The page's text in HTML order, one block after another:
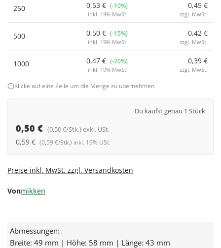
250 0,53 € (-10%)
inkl. 19% MwSt.
0,45 €
zzgl. MwSt.
500 0,50 € (-15%)
inkl. 19% MwSt.
0,42 €
zzgl. MwSt.
1000 0,47 € (-20%)
inkl. 19% MwSt.
0,39 €
zzgl. MwSt.
Klicke auf eine Zeile um die Menge zu übernehmen
Du kaufst genau 1 Stück
0,50 € (0,50 €/Stk.) exkl. USt.
0,59 € (0,59 €/Stk.) inkl. 19% USt.
Preise inkl. MwSt. zzgl. Versandkosten
Vonmikken
Abmessungen:
Breite: 49 mm | Höhe: 58 mm | Länge: 43 mm